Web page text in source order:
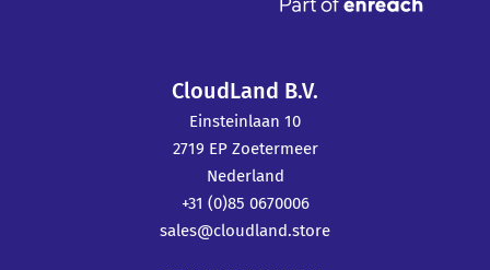
CloudLand B.V.
Einsteinlaan 10
2719 EP Zoetermeer
Nederland
+31 (0)85 0670006
sales@cloudland.store